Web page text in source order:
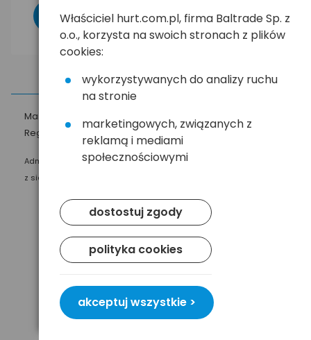
Masz pytania?
Regulamin
Polityka prywatności
Administratorem Twoich danych osobowych jest Baltrade sp. z o.o.
z siedzibą w Gdańsku przy ul. Geodetów 24, 80-298 Gdańsk.
Właściciel hurt.com.pl, firma Baltrade Sp. z
o.o., korzysta na swoich stronach z plików
cookies:
wykorzystywanych do analizy ruchu
na stronie
marketingowych, związanych z
reklamą i mediami
społecznościowymi
dostostuj zgody
polityka cookies
akceptuj wszystkie >